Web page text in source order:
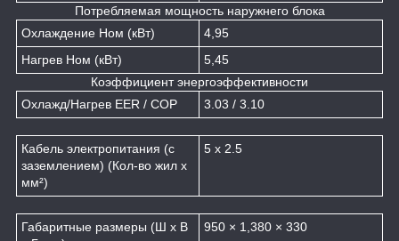
Потребляемая мощность наружнего блока
Охлаждение Ном (кВт)
4,95
Нагрев Ном (кВт)
5,45
Коэффициент энергоэффективности
Охлажд/Нагрев EER / COP
3.03 / 3.10
Кабель электропитания (с
заземлением) (Кол-во жил x
мм²)
5 x 2.5
Габаритные размеры (Ш x В
950 × 1,380 × 330